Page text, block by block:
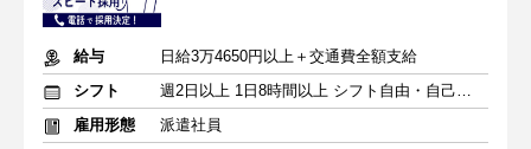
給与
日給3万4650円以上＋交通費全額支給
シフト
週2日以上 1日8時間以上 シフト自由・自己申告
雇用形態
派遣社員